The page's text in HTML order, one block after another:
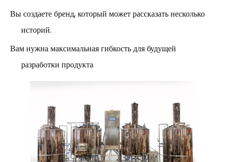
Вы создаете бренд, который может рассказать несколько
историй.
Вам нужна максимальная гибкость для будущей
разработки продукта